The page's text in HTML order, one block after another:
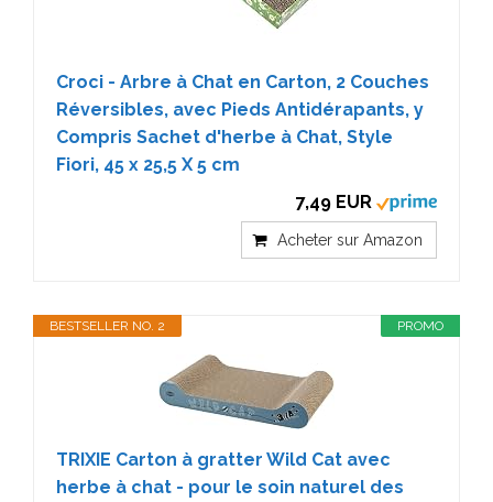
Croci - Arbre à Chat en Carton, 2 Couches
Réversibles, avec Pieds Antidérapants, y
Compris Sachet d'herbe à Chat, Style
Fiori, 45 x 25,5 X 5 cm
7,49 EUR
Acheter sur Amazon
PROMO
BESTSELLER NO. 2
TRIXIE Carton à gratter Wild Cat avec
herbe à chat - pour le soin naturel des